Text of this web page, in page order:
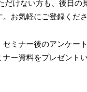
だけない方も、後日の
お気軽にご登録くださ
セミナー後のアンケー
ー資料をプレゼントい